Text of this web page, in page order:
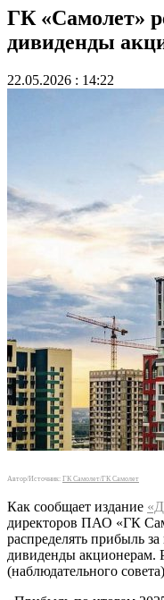
ГК «Самолет»
дивиденды
22.05.2026 : 14:22
Автор/Источник: ГК Самолет/ГК Самолет
Как сообщает издание
директоров ПАО «ГК
распределять прибыль
дивиденды акционерам.
(наблюдательного